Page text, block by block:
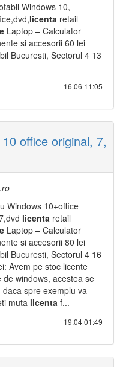
Windows 10,
licenta retail
Laptop – Calculator
si accesorii 60 lei
Bucuresti, Sectorul 4 13
16.06|11:05
office original, 7,
Windows 10+office
licenta retail
Laptop – Calculator
si accesorii 80 lei
Bucuresti, Sectorul 4 16
Avem pe stoc licente
windows, acestea se
spre exemplu va
muta licenta f...
19.04|01:49